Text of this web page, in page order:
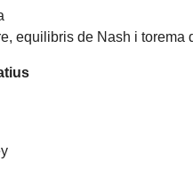
equilibris de Nash i torema